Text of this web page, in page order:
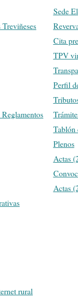
rural
Sede
Cita
TPV
Perfil
Tablón
Plenos
Actas
Actas